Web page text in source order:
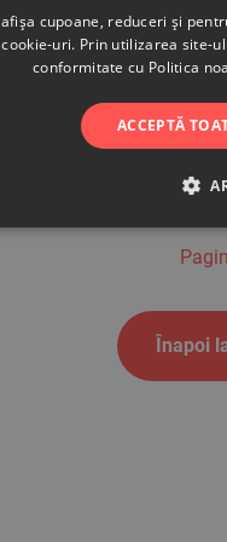
Înapoi
cupoane, reduceri și
uri. Prin utilizarea site-
conformitate cu Politica
ACCEPTĂ